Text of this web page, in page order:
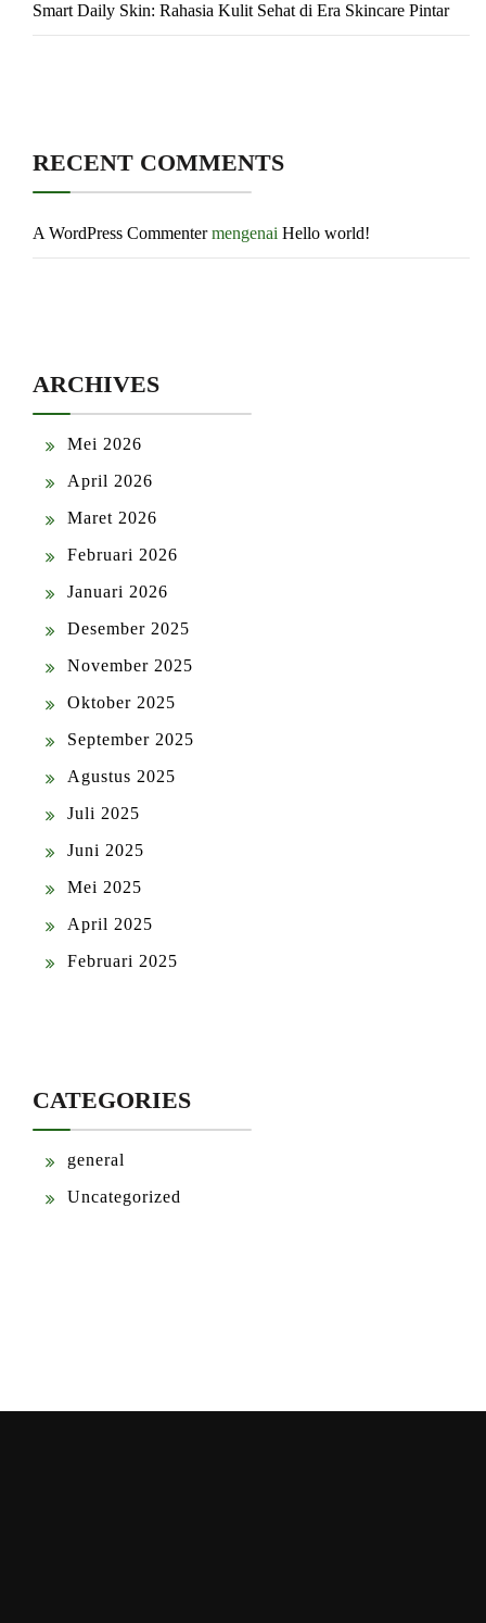
Smart Daily Skin: Rahasia Kulit Sehat di Era Skincare Pintar
RECENT COMMENTS
A WordPress Commentermengenai Hello world!
ARCHIVES
Mei 2026
April 2026
Maret 2026
Februari 2026
Januari 2026
Desember 2025
November 2025
Oktober 2025
September 2025
Agustus 2025
Juli 2025
Juni 2025
Mei 2025
April 2025
Februari 2025
CATEGORIES
general
Uncategorized